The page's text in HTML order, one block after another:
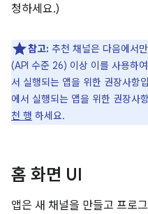
청하세요.)
참고: 추천 채널은 다음에서
(API 수준 26) 이상 이를 사용하
서 실행되는 앱을 위한 권장사항
에서 실행되는 앱을 위한 권장사
천 행 하세요.
홈 화면 UI
앱은 새 채널을 만들고 프로